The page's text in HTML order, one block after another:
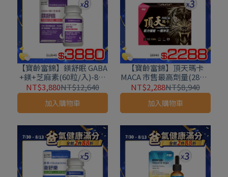
【寶齡富錦】鎂舒眠 GABA
+鎂+芝麻素(60粒/入)-8入
組
NT$3,880NT$12,640
加入購物車
【寶齡富錦】頂天瑪卡
MACA 市售最高劑量(28包/
入)-3入組
NT$2,288NT$8,940
加入購物車